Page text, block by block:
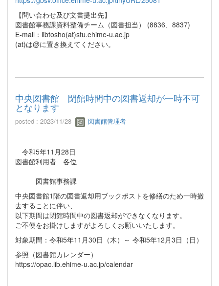
【問い合わせ及び文書提出先】
図書館事務課資料整備チーム（図書担当） (8836、8837)
E-mail：libtosho(at)stu.ehime-u.ac.jp
(at)は@に置き換えてください。
中央図書館 閉館時間中の図書返却が一時不可
となります
posted : 2023/11/28 図書館管理者
令和5年11月28日
図書館利用者 各位
図書館事務課
中央図書館1階の図書返却用ブックポストを修繕のため一時撤
去することに伴い、
以下期間は閉館時間中の図書返却ができなくなります。
ご不便をお掛けしますがよろしくお願いいたします。
対象期間：令和5年11月30日（木）～ 令和5年12月3日（日）
参照（図書館カレンダー）
https://opac.lib.ehime-u.ac.jp/calendar